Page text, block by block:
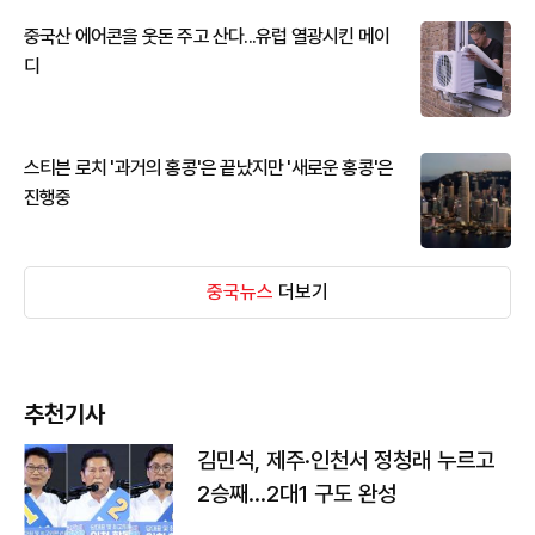
중국산 에어콘을 웃돈 주고 산다...유럽 열광시킨 메이
디
스티븐 로치 '과거의 홍콩'은 끝났지만 '새로운 홍콩'은
진행중
중국뉴스 더보기
추천기사
김민석, 제주·인천서 정청래 누르고
2승째…2대1 구도 완성